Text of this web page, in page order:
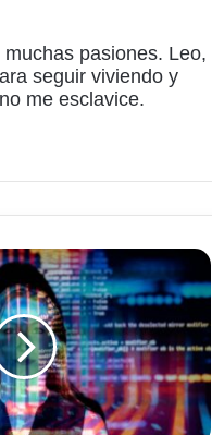
pasiones. Leo,
seguir viviendo y
me esclavice.